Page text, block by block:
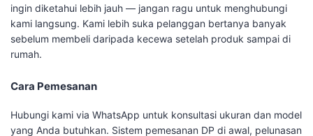
ingin diketahui lebih jauh — jangan ragu untuk menghubungi
kami langsung. Kami lebih suka pelanggan bertanya banyak
sebelum membeli daripada kecewa setelah produk sampai di
rumah.
Cara Pemesanan
Hubungi kami via WhatsApp untuk konsultasi ukuran dan model
yang Anda butuhkan. Sistem pemesanan DP di awal, pelunasan